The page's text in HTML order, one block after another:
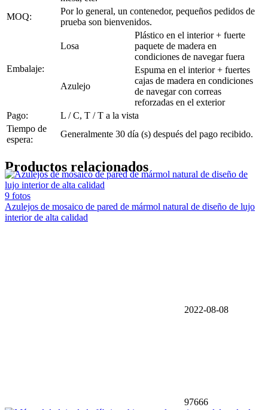
MOQ:
Por lo general, un contenedor, pequeños pedidos de
prueba son bienvenidos.
Embalaje:
Losa
Plástico en el interior + fuerte
paquete de madera en
condiciones de navegar fuera
Azulejo
Espuma en el interior + fuertes
cajas de madera en condiciones
de navegar con correas
reforzadas en el exterior
Pago:
L / C, T / T a la vista
Tiempo de
espera:
Generalmente 30 día (s) después del pago recibido.
Productos relacionados
9 fotos
Azulejos de mosaico de pared de mármol natural de diseño de lujo
interior de alta calidad
2022-08-08
97666